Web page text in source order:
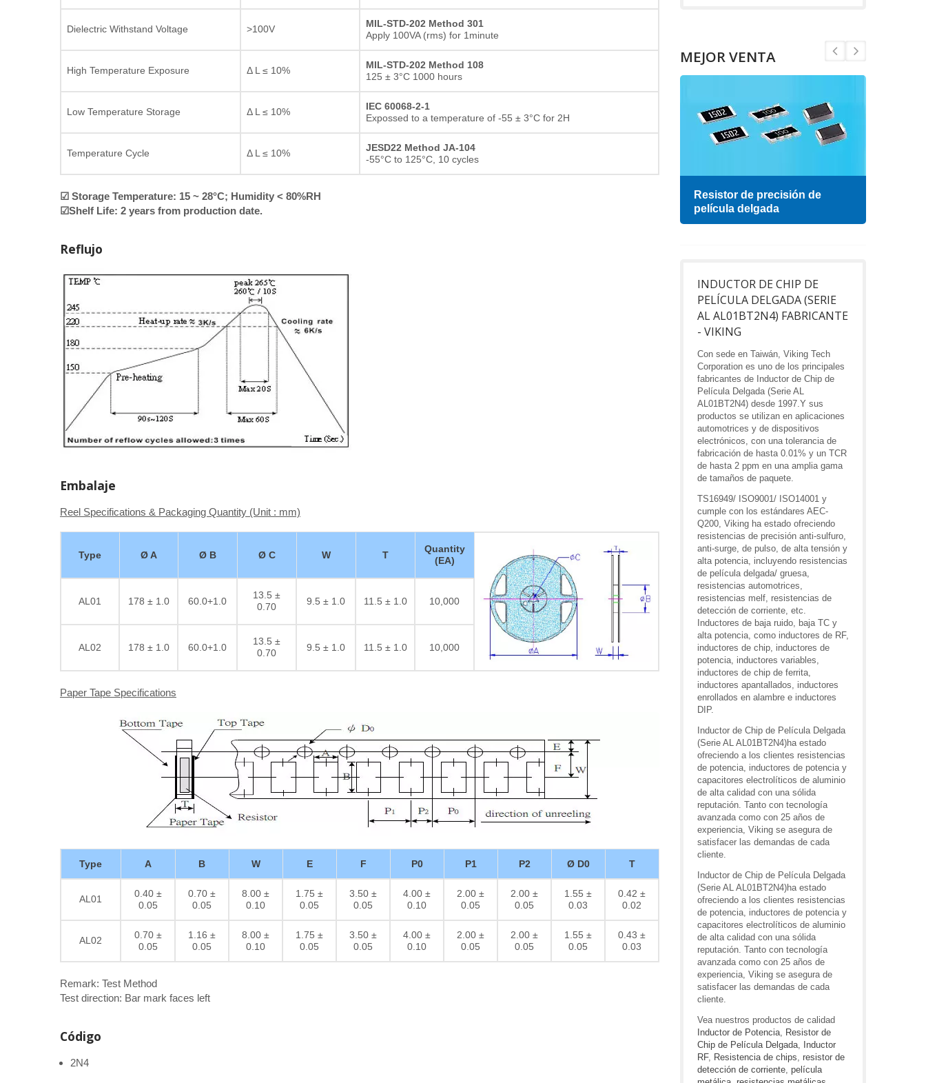
Dielectric Withstand Voltage >100V
MIL-STD-202 Method 301
Apply 100VA (rms) for 1minute
High Temperature Exposure Δ L ≤ 10%
MIL-STD-202 Method 108
125 ± 3°C 1000 hours
Low Temperature Storage Δ L ≤ 10%
IEC 60068-2-1
Expossed to a temperature of -55 ± 3°C for 2H
Temperature Cycle Δ L ≤ 10%
JESD22 Method JA-104
-55°C to 125°C, 10 cycles
☑ Storage Temperature: 15 ~ 28°C; Humidity < 80%RH
☑Shelf Life: 2 years from production date.
Reflujo
Embalaje
Reel Specifications & Packaging Quantity (Unit : mm)
Type Ø A Ø B Ø C W T
Quantity
(EA)
AL01 178 ± 1.0 60.0+1.0
13.5 ±
0.70
9.5 ± 1.0 11.5 ± 1.0 10,000
AL02 178 ± 1.0 60.0+1.0
13.5 ±
0.70
9.5 ± 1.0 11.5 ± 1.0 10,000
Paper Tape Specifications
Type A B W E F P0 P1 P2 Ø D0 T
AL01
0.40 ±
0.05
0.70 ±
0.05
8.00 ±
0.10
1.75 ±
0.05
3.50 ±
0.05
4.00 ±
0.10
2.00 ±
0.05
2.00 ±
0.05
1.55 ±
0.03
0.42 ±
0.02
AL02
0.70 ±
0.05
1.16 ±
0.05
8.00 ±
0.10
1.75 ±
0.05
3.50 ±
0.05
4.00 ±
0.10
2.00 ±
0.05
2.00 ±
0.05
1.55 ±
0.05
0.43 ±
0.03
Remark: Test Method
Test direction: Bar mark faces left
Código
2N4
MEJOR VENTA
Resistor de precisión de
película delgada
INDUCTOR DE CHIP DE
PELÍCULA DELGADA (SERIE
AL AL01BT2N4) FABRICANTE
- VIKING
Con sede en Taiwán, Viking Tech
Corporation es uno de los principales
fabricantes de Inductor de Chip de
Película Delgada (Serie AL
AL01BT2N4) desde 1997.Y sus
productos se utilizan en aplicaciones
automotrices y de dispositivos
electrónicos, con una tolerancia de
fabricación de hasta 0.01% y un TCR
de hasta 2 ppm en una amplia gama
de tamaños de paquete.
TS16949/ ISO9001/ ISO14001 y
cumple con los estándares AEC-
Q200, Viking ha estado ofreciendo
resistencias de precisión anti-sulfuro,
anti-surge, de pulso, de alta tensión y
alta potencia, incluyendo resistencias
de película delgada/ gruesa,
resistencias automotrices,
resistencias melf, resistencias de
detección de corriente, etc.
Inductores de baja ruido, baja TC y
alta potencia, como inductores de RF,
inductores de chip, inductores de
potencia, inductores variables,
inductores de chip de ferrita,
inductores apantallados, inductores
enrollados en alambre e inductores
DIP.
Inductor de Chip de Película Delgada
(Serie AL AL01BT2N4)ha estado
ofreciendo a los clientes resistencias
de potencia, inductores de potencia y
capacitores electrolíticos de aluminio
de alta calidad con una sólida
reputación. Tanto con tecnología
avanzada como con 25 años de
experiencia, Viking se asegura de
satisfacer las demandas de cada
cliente.
Inductor de Chip de Película Delgada
(Serie AL AL01BT2N4)ha estado
ofreciendo a los clientes resistencias
de potencia, inductores de potencia y
capacitores electrolíticos de aluminio
de alta calidad con una sólida
reputación. Tanto con tecnología
avanzada como con 25 años de
experiencia, Viking se asegura de
satisfacer las demandas de cada
cliente.
Vea nuestros productos de calidad
Inductor de Potencia, Resistor de
Chip de Película Delgada,
Inductor
RF, Resistencia de chips, resistor de
detección de corriente, película